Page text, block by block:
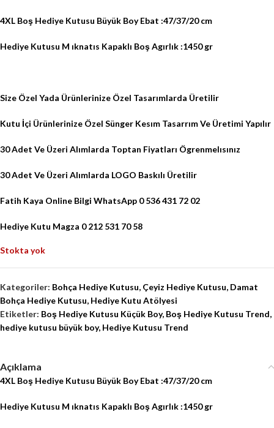
4XL Boş Hediye Kutusu Büyük Boy Ebat :47/37/20 cm
Hediye Kutusu M ıknatıs Kapaklı Boş Agırlık :1450 gr
Size Özel Yada Ürünlerinize Özel Tasarımlarda Üretilir
Kutu İçi Ürünlerinize Özel Sünger Kesım Tasarrım Ve Üretimi Yapılır
30 Adet Ve Üzeri Alımlarda Toptan Fiyatları Ögrenmelısınız
30 Adet Ve Üzeri Alımlarda LOGO Baskılı Üretilir
Fatih Kaya Online Bilgi WhatsApp 0 536 431 72 02
Hediye Kutu Magza 0 212 531 70 58
Stokta yok
Kategoriler: Bohça Hediye Kutusu, Çeyiz Hediye Kutusu, Damat
Bohça Hediye Kutusu, Hediye Kutu Atölyesi
Etiketler: Boş Hediye Kutusu Küçük Boy, Boş Hediye Kutusu Trend,
hediye kutusu büyük boy, Hediye Kutusu Trend
Açıklama
4XL Boş Hediye Kutusu Büyük Boy Ebat :47/37/20 cm
Hediye Kutusu M ıknatıs Kapaklı Boş Agırlık :1450 gr